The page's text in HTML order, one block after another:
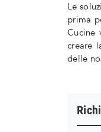
Le
prima
Cucine
creare
delle